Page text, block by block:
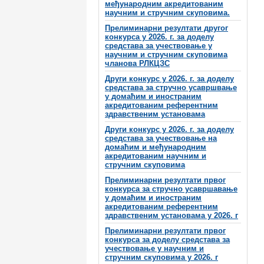
међународним акредитованим
научним и стручним скуповима.
Прелиминарни резултати другог
конкурса у 2026. г. за доделу
средстава за учествовање у
научним и стручним скуповима
чланова РЛКЦЗС
Други конкурс у 2026. г. за доделу
средстава за стручно усавршвање
у домаћим и иностраним
акредитованим референтним
здравственим установама
Други конкурс у 2026. г. за доделу
средстава за учествовање на
домаћим и међународним
акредитованим научним и
стручним скуповима
Прелиминарни резултати првог
конкурса за стручно усавршавање
у домаћим и иностраним
акредитованим референтним
здравственим установама у 2026. г
Прелиминарни резултати првог
конкурса за доделу средстава за
учествовање у научним и
стручним скуповима у 2026. г